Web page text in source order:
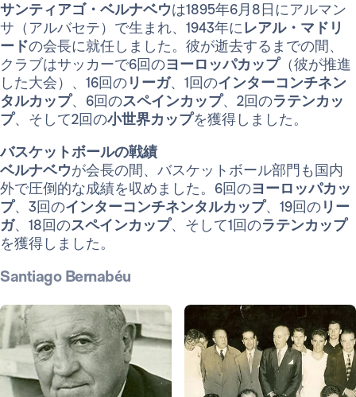
サンティアゴ・ベルナベウは1895年6月8日にアルマン
サ（アルバセテ）で生まれ、1943年にレアル・マドリ
ードの会長に就任しました。彼が逝去するまでの間、
クラブはサッカーで6回のヨーロッパカップ（彼が推進
した大会）、16回のリーガ、1回のインターコンチネン
タルカップ、6回のスペインカップ、2回のラテンカッ
プ、そして2回の小世界カップを獲得しました。
バスケットボールの戦績
ベルナベウが会長の間、バスケットボール部門も国内
外で圧倒的な成績を収めました。6回のヨーロッパカッ
プ、3回のインターコンチネンタルカップ、19回のリー
ガ、18回のスペインカップ、そして1回のラテンカップ
を獲得しました。
Santiago Bernabéu